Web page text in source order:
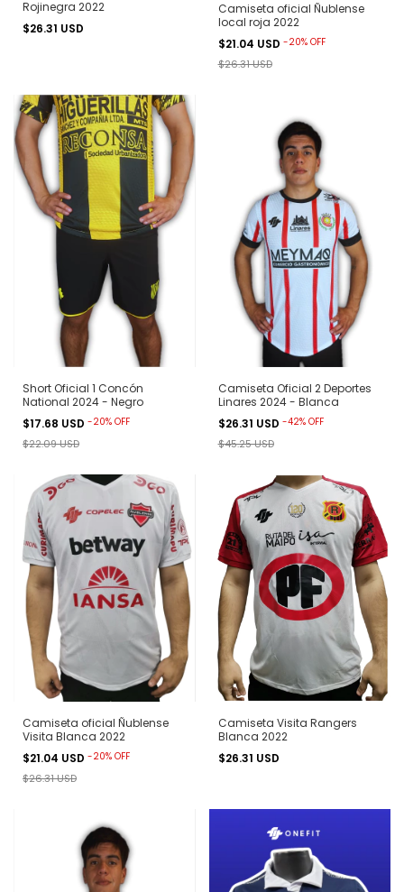
Rojinegra 2022
$26.31 USD
Camiseta oficial Ñublense
local roja 2022
$21.04 USD -20% OFF
$26.31 USD
Short Oficial 1 Concón
National 2024 - Negro
$17.68 USD -20% OFF
$22.09 USD
Camiseta Oficial 2 Deportes
Linares 2024 - Blanca
$26.31 USD -42% OFF
$45.25 USD
Camiseta oficial Ñublense
Visita Blanca 2022
$21.04 USD -20% OFF
$26.31 USD
Camiseta Visita Rangers
Blanca 2022
$26.31 USD